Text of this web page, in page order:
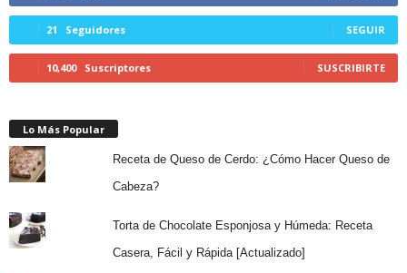
21 Seguidores SEGUIR
10,400 Suscriptores SUSCRIBIRTE
Lo Más Popular
Receta de Queso de Cerdo: ¿Cómo Hacer Queso de
Cabeza?
Torta de Chocolate Esponjosa y Húmeda: Receta
Casera, Fácil y Rápida [Actualizado]